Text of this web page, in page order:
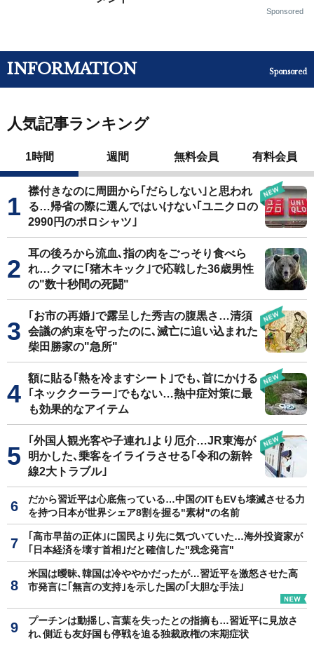
Sponsored
INFORMATION Sponsored
人気記事ランキング
1時間 週間 無料会員 有料会員
襟付きなのに周囲から｢だらしない｣と思われ
る…帰省の際に選んではいけない｢ユニクロの
2990円のポロシャツ｣
耳の後ろから流血､指の肉をごっそり食べら
れ…クマに｢猪木キック｣で応戦した36歳男性
の"数十秒間の死闘"
｢お市の再婚｣で露呈した秀吉の腹黒さ…清須
会議の約束を守ったのに､滅亡に追い込まれた
柴田勝家の"急所"
額に貼る｢熱を冷ますシート｣でも､首にかける
｢ネッククーラー｣でもない…熱中症対策に最
も効果的なアイテム
｢外国人観光客や子連れ｣より厄介…JR東海が
明かした､乗客をイライラさせる｢令和の新幹
線2大トラブル｣
だから習近平は心底焦っている…中国のITもEVも壊滅させる力
を持つ日本が世界シェア8割を握る"素材"の名前
｢高市早苗の正体｣に国民より先に気づいていた…海外投資家が
｢日本経済を壊す首相｣だと確信した"残念発言"
米国は曖昧､韓国は冷ややかだったが…習近平を激怒させた高
市発言に｢無言の支持｣を示した国の｢大胆な手法｣
プーチンは動揺し､言葉を失ったとの指摘も…習近平に見放さ
れ､側近も友好国も停戦を迫る独裁政権の末期症状